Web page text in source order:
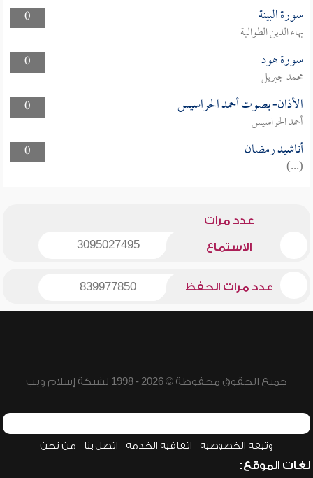
0
سورة البينة
بهاء الدين الطوالبة
0
سورة هود
محمد جبريل
0
الأذان- بصوت أحمد الحراسيس
أحمد الحراسيس
0
أناشيد رمضان
(...)
عدد مرات
الاستماع 3095027495
عدد مرات الحفظ 839977850
جميع الحقوق محفوظة © 2026 - 1998 لشبكة إسلام ويب
وثيقة الخصوصية اتفاقية الخدمة اتصل بنا من نحن
لغات الموقع: